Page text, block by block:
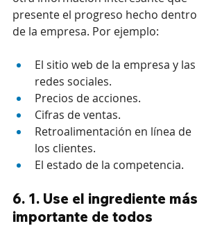
presente el progreso hecho dentro
de la empresa. Por ejemplo:
El sitio web de la empresa y las
redes sociales.
Precios de acciones.
Cifras de ventas.
Retroalimentación en línea de
los clientes.
El estado de la competencia.
6. 1. Use el ingrediente más
importante de todos